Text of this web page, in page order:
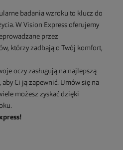
badania wzroku to klucz do
W Vision Express oferujemy
przez
którzy zadbają o Twój komfort,
oczy zasługują na najlepszą
Ci ją zapewnić. Umów się na
możesz zyskać dzięki